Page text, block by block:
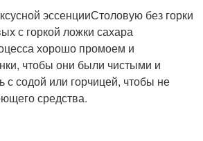
эссенцииСтоловую без горки
с горкой ложки сахара
хорошо промоем и
чтобы они были чистыми и
содой или горчицей, чтобы не
средства.